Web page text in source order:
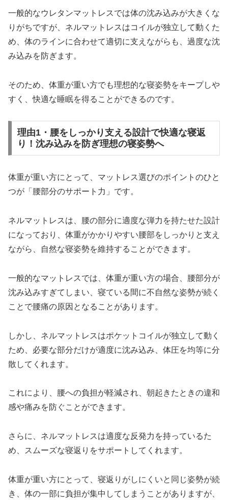
一般的なウレタンマットレスでは体の沈み込みが大きくな
りがちですが、ネルマットレスはコイルが独立して動くた
め、体のラインに合わせて適切に支えながらも、過度な沈
み込みを防ぎます。
そのため、体重が重い方でも理想的な寝姿勢をキープしや
すく、快適な睡眠を得ることができるのです。
理由1・腰をしっかり支える設計で快適な寝返
り！沈み込みを防ぎ理想の寝姿勢へ
体重が重い方にとって、マットレス選びのポイントのひと
つが「腰部分のサポート力」です。
ネルマットレスは、腰の部分に適度な弾力を持たせた設計
になっており、体重がかかりやすい腰部をしっかりと支え
ながら、自然な寝姿勢を維持することができます。
一般的なマットレスでは、体重が重い方の場合、腰部分が
沈み込みすぎてしまい、寝ている間に不自然な姿勢が続く
ことで腰痛の原因となることがあります。
しかし、ネルマットレスはポケットコイルが独立して動く
ため、必要な部分だけが適度に沈み込み、体圧を均等に分
散してくれます。
これにより、腰への負担が軽減され、朝起きたときの違和
感や痛みを防ぐことができます。
さらに、ネルマットレスは適度な反発力を持っているた
め、スムーズな寝返りをサポートしてくれます。
体重が重い方にとって、寝返りがしにくいと同じ姿勢が続
き、体の一部に負担が集中してしまうことがありますが、